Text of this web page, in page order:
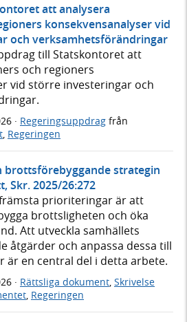
att analysera
konsekvensanalyser vid
och verksamhetsförändringar
till Statskontoret att
och regioners
vid större investeringar och
· Regeringsuppdrag från
, Regeringen
brottsförebyggande strategin
Skr. 2025/26:272
prioriteringar är att
brottsligheten och öka
Att utveckla samhällets
åtgärder och anpassa dessa till
är en central del i detta arbete.
· Rättsliga dokument Skrivelse
Regeringen